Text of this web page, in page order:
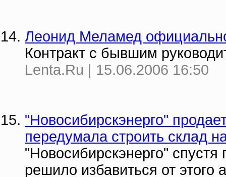
Леонид Меламед
Контракт с бывшим
Lenta.Ru | 15.06.2006 16:50
"Новосибирскэнерго"
передумала строить склад
"Новосибирскэнерго"
решило избавиться от этого